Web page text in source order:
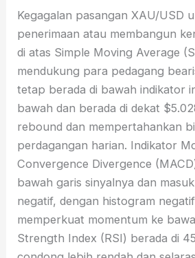
Kegagalan pasangan XAU/USD
penerimaan atau membangun
di atas Simple Moving Average
mendukung para pedagang
tetap berada di bawah indikator
bawah dan berada di dekat
rebound dan mempertahankan
perdagangan harian. Indikator
Convergence Divergence
bawah garis sinyalnya dan
negatif, dengan histogram
memperkuat momentum ke
Strength Index (RSI) berada di